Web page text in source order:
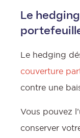
Le
Le hedging
couverture
contre une
Vous pouvez
conserver